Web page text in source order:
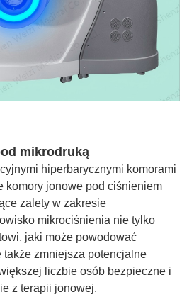
mikrodruką
hiperbarycznymi komorami
komory jonowe pod ciśnieniem
zalety w zakresie
mikrociśnienia nie tylko
jaki może powodować
zmniejsza potencjalne
liczbie osób bezpieczne i
z terapii jonowej.